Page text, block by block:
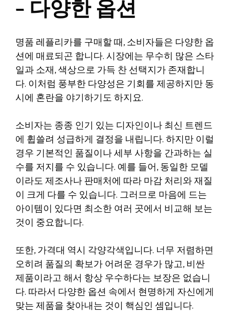
– 다양한 옵션
명품 레플리카를 구매할 때, 소비자들은 다양한 옵
션에 매료되곤 합니다. 시장에는 무수히 많은 스타
일과 소재, 색상으로 가득 찬 선택지가 존재합니
다. 이처럼 풍부한 다양성은 기회를 제공하지만 동
시에 혼란을 야기하기도 하지요.
소비자는 종종 인기 있는 디자인이나 최신 트렌드
에 휩쓸려 성급하게 결정을 내립니다. 하지만 이럴
경우 기본적인 품질이나 세부 사항을 간과하는 실
수를 저지를 수 있습니다. 예를 들어, 동일한 모델
이라도 제조사나 판매처에 따라 마감 처리와 재질
이 크게 다를 수 있습니다. 그러므로 마음에 드는
아이템이 있다면 최소한 여러 곳에서 비교해 보는
것이 중요합니다.
또한, 가격대 역시 각양각색입니다. 너무 저렴하면
오히려 품질의 확보가 어려운 경우가 많고, 비싼
제품이라고 해서 항상 우수하다는 보장은 없습니
다. 따라서 다양한 옵션 속에서 현명하게 자신에게
맞는 제품을 찾아내는 것이 핵심인 셈입니다.